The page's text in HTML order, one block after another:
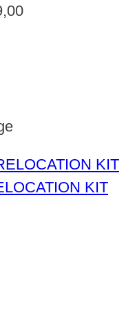
KIT